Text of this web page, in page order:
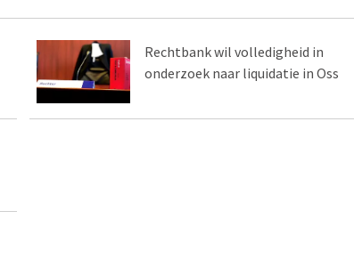
Rechtbank wil volledigheid in
onderzoek naar liquidatie in Oss